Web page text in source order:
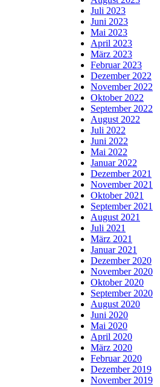
Juli 2023
Juni 2023
Mai 2023
April 2023
März 2023
Februar 2023
Dezember 2022
November 2022
Oktober 2022
September 2022
August 2022
Juli 2022
Juni 2022
Mai 2022
Januar 2022
Dezember 2021
November 2021
Oktober 2021
September 2021
August 2021
Juli 2021
März 2021
Januar 2021
Dezember 2020
November 2020
Oktober 2020
September 2020
August 2020
Juni 2020
Mai 2020
April 2020
März 2020
Februar 2020
Dezember 2019
November 2019